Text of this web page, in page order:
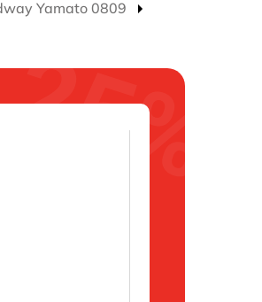
Yamato 0809